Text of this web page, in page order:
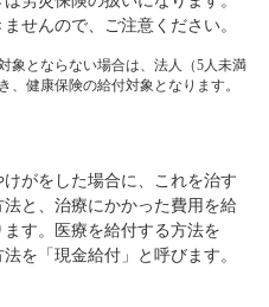
せんので、ご注意ください。
象とならない場合は、法人（5人未満
、健康保険の給付対象となります。
がをした場合に、これを治す
と、治療にかかった費用を給
す。医療を給付する方法を
を「現金給付」と呼びます。